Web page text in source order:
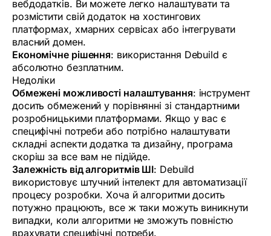
вебдодатків. Ви можете легко налаштувати та
розмістити свій додаток на хостингових
платформах, хмарних сервісах або інтегрувати
власний домен.
Економічне рішення: використання Debuild є
абсолютно безплатним.
Недоліки
Обмежені можливості налаштування: інструмент
досить обмежений у порівнянні зі стандартними
розробницькими платформами. Якщо у вас є
специфічні потреби або потрібно налаштувати
складні аспекти додатка та дизайну, програма
скоріш за все вам не підійде.
Залежність від алгоритмів ШІ: Debuild
використовує штучний інтелект для автоматизації
процесу розробки. Хоча й алгоритми досить
потужно працюють, все ж таки можуть виникнути
випадки, коли алгоритми не зможуть повністю
врахувати специфічні потреби.